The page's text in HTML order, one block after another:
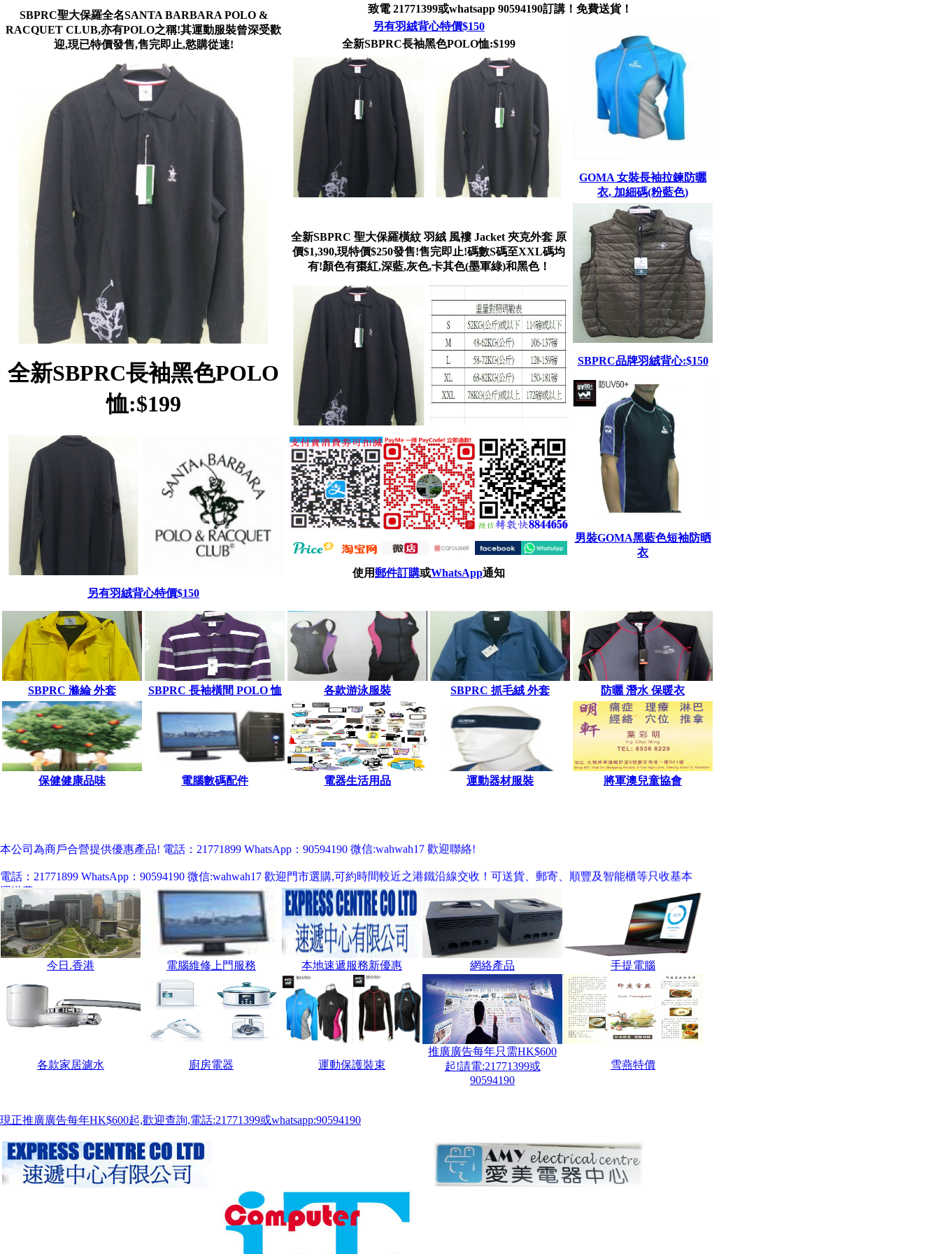
SBPRC聖大保羅全名SANTA BARBARA POLO &
RACQUET CLUB,亦有POLO之稱!其運動服裝曾深受歡
迎,現已特價發售,售完即止,慾購從速!
全新SBPRC長袖黑色POLO
恤:$199
另有羽絨背心特價$150
致電 21771399或whatsapp 90594190訂講！免費送貨！
另有羽絨背心特價$150
GOMA 女裝長袖拉鍊防曬
衣, 加細碼(粉藍色)
全新SBPRC長袖黑色POLO恤:$199
全新SBPRC 聖大保羅橫紋 羽絨 風褸 Jacket 夾克外套 原
價$1,390,現特價$250發售!售完即止!碼數S碼至XXL碼均
有!顏色有棗紅,深藍,灰色,卡其色(墨軍綠)和黑色！
使用郵件訂購或WhatsApp通知
SBPRC品牌羽絨背心:$150
男裝GOMA黑藍色短袖防晒
衣
SBPRC 滌綸 外套 SBPRC 長袖橫間 POLO 恤 各款游泳服裝 SBPRC 抓毛絨 外套 防曬 潛水 保暖衣
保健健康品味 電腦數碼配件 電器生活用品 運動器材服裝 將軍澳兒童協會
本公司為商戶合營提供優惠產品! 電話：21771899 WhatsApp：90594190 微信:wahwah17 歡迎聯絡!
電話：21771899 WhatsApp：90594190 微信:wahwah17 歡迎門市選購,可約時間較近之港鐵沿線交收！可送貨、郵寄、順豐及智能櫃等只收基本
運送費！
中國客戶歡迎使用 淘寶網購https://shop246828133.taobao.com 微店網購https://weidian.com/s/1342868166
中國客戶歡迎使用 淘寶網購https://shop246828133.taobao.com 微店網購https://weidian.com/s/1342868166
今日.香港 電腦維修上門服務 本地速遞服務新優惠 網絡產品 手提電腦
各款家居濾水 廚房電器 運動保護裝束
推廣廣告每年只需HK$600
起!請電:21771399或
90594190
雪燕特價
現正推廣廣告每年HK$600起,歡迎查詢,電話:21771399或whatsapp:90594190